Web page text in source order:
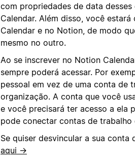
com propriedades de data
Calendar. Além disso, você
Calendar e no Notion, de modo
mesmo no outro.
Ao se inscrever no Notion
sempre poderá acessar. Por
pessoal em vez de uma conta de
organização. A conta que você
e você precisará ter acesso a ela
pode conectar contas de
Se quiser desvincular a sua
aqui →